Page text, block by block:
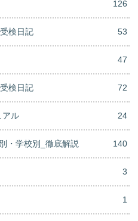
126
検日記 53
47
検日記 72
アル 24
・学校別_徹底解説 140
3
1